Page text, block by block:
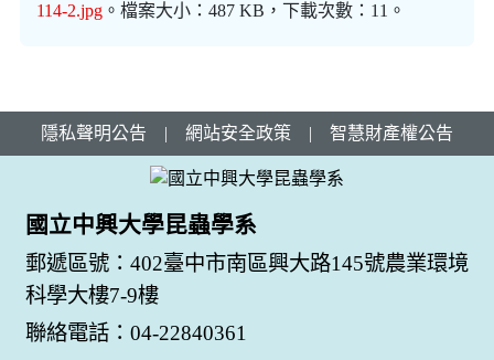
114-2.jpg 。檔案大小：487 KB，下載次數：11。
隱私聲明公告 | 網站安全政策 | 智慧財產權公告
國立中興大學昆蟲學系
郵遞區號：402臺中市南區興大路145號農業環境
科學大樓7-9樓
聯絡電話：04-22840361